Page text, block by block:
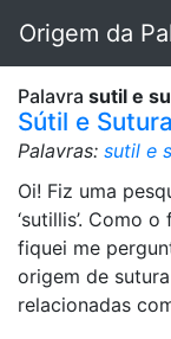
Origem da
Palavra sutil e
Sútil e Sutura
Palavras: sutil e
Oi! Fiz uma
‘sutillis’. Como
fiquei me
origem de sutura
relacionadas